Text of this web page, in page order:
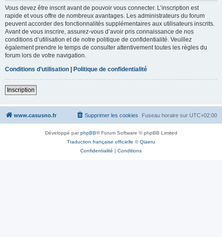
Vous devez être inscrit avant de pouvoir vous connecter. L’inscription est
rapide et vous offre de nombreux avantages. Les administrateurs du forum
peuvent accorder des fonctionnalités supplémentaires aux utilisateurs inscrits.
Avant de vous inscrire, assurez-vous d’avoir pris connaissance de nos
conditions d’utilisation et de notre politique de confidentialité. Veuillez
également prendre le temps de consulter attentivement toutes les règles du
forum lors de votre navigation.
Conditions d’utilisation | Politique de confidentialité
Inscription
www.casusno.fr Fuseau horaire sur UTC+02:00
Supprimer les cookies
Développé parphpBB® Forum Software © phpBB Limited
Traduction française officielle ©Qiaeru
Confidentialité | Conditions